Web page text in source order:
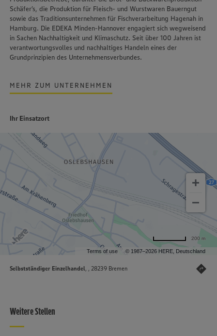
Schäfer’s, die Produktion für Fleisch- und Wurstwaren Bauerngut
sowie das Traditionsunternehmen für Fischverarbeitung Hagenah in
Hamburg. Die EDEKA Minden-Hannover engagiert sich wegweisend
in Sachen Nachhaltigkeit und Klimaschutz. Seit über 100 Jahren ist
verantwortungsvolles und nachhaltiges Handeln eines der
Grundprinzipien des Unternehmensverbundes.
MEHR ZUM UNTERNEHMEN
Ihr Einsatzort
Terms of use © 1987–2026 HERE, Deutschland
200 m
Selbstständiger Einzelhandel, , 28239 Bremen
Weitere Stellen